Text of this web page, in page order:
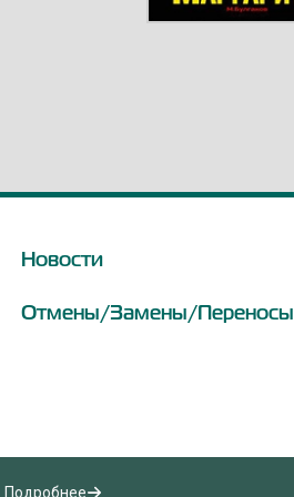
Новости
Отмены/Замены/Переносы
Подробнее